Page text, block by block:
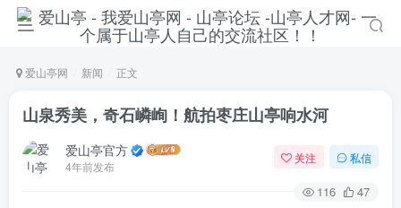
爱山亭网 新闻 正文
山泉秀美，奇石嶙峋！航拍枣庄山亭响水河
爱山亭官方
4年前发布
关注 私信
116 47